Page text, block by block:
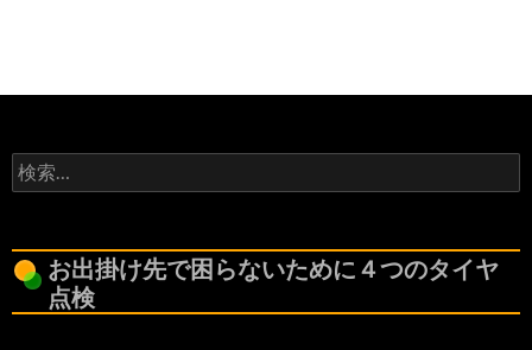
検
索:
お出掛け先で困らないために４つのタイヤ
点検